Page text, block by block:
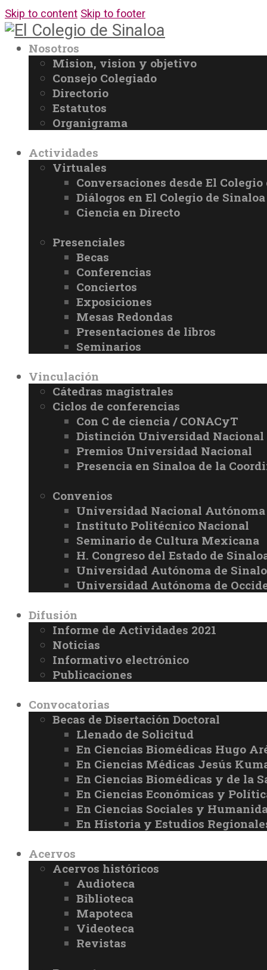
Skip to content Skip to footer
Nosotros
Mision, vision y objetivo
Consejo Colegiado
Directorio
Estatutos
Organigrama
Actividades
Virtuales
Conversaciones desde El
Diálogos en El Colegio de Sinaloa
Ciencia en Directo
Presenciales
Becas
Conferencias
Conciertos
Exposiciones
Mesas Redondas
Presentaciones de libros
Seminarios
Vinculación
Cátedras magistrales
Ciclos de conferencias
Con C de ciencia / CONACyT
Distinción Universidad Nacional
Premios Universidad Nacional
Presencia en Sinaloa de la
Convenios
Universidad Nacional
Instituto Politécnico Nacional
Seminario de Cultura Mexicana
H. Congreso del Estado de
Universidad Autónoma de
Universidad Autónoma de
Difusión
Informe de Actividades 2021
Noticias
Informativo electrónico
Publicaciones
Convocatorias
Becas de Disertación Doctoral
Llenado de Solicitud
En Ciencias Biomédicas Hugo
En Ciencias Médicas Jesús
En Ciencias Biomédicas y de la
En Ciencias Económicas y
En Ciencias Sociales y
En Historia y Estudios
Acervos
Acervos históricos
Audioteca
Biblioteca
Mapoteca
Videoteca
Revistas